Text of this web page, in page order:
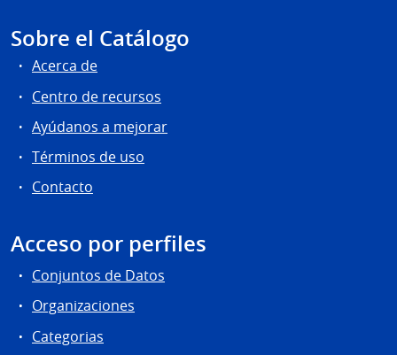
Sobre el Catálogo
Acerca de
Centro de recursos
Ayúdanos a mejorar
Términos de uso
Contacto
Acceso por perfiles
Conjuntos de Datos
Organizaciones
Categorias